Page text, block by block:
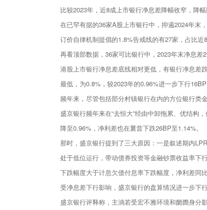
比较2023年，近8成上市银行净息差降幅收窄，降
在已罕有据的36家A股上市银行中，抑遏2024年末
订价自律机制提倡的1.8%告戒线的有27家，占比近
再看顶部数据，36家可比银行中，2023年末净息
港股上市银行净息差底线相对更低，有银行净息差
最低，为0.8%，较2023年的0.96%进一步下行
频年来，尽管包括部分村镇银行在内的方位银行类
盛京银行频年来在“去恒大”经由中卸拖累、优结构
降至0.96%，净利差也在曩昔下跌26BP至1.14%。
那时，盛京银行提到了三大原因：一是叙述期内
处于低位运行，带动债券投资等金融钞票收益率下
下跌幅度大于计息欠债付息率下跌幅度，净利差同比
受净息差下行影响，盛京银行的盘算情况进一步下
盛京银行评释称，主淌若受宏不雅环境和阛阓身分